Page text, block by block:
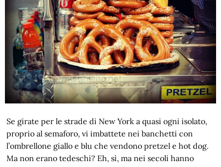
Se girate per le strade di New York a quasi ogni isolato,
proprio al semaforo, vi imbattete nei banchetti con
l’ombrellone giallo e blu che vendono pretzel e hot dog.
Ma non erano tedeschi? Eh, sì, ma nei secoli hanno